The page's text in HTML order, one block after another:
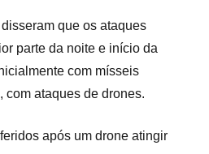
que os ataques
parte da noite e início da
com mísseis
com ataques de drones.
após um drone atingir